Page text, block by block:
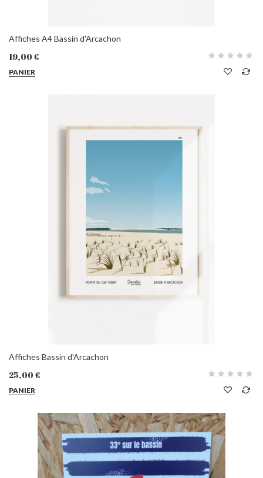
Affiches A4 Bassin d'Arcachon
19,00 €
PANIER
Affiches Bassin d'Arcachon
25,00 €
PANIER